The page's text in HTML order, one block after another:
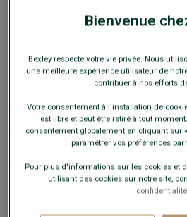
Ce modèle chausse petit, choisir
votre pointure
− +
Bienvenue
Bexley respecte votre vie privée. Nous
une meilleure expérience utilisateur de
contribuer à nos efforts
Votre consentement à l'installation de
est libre et peut être retiré à tout
consentement globalement en cliquant sur
paramétrer vos préférences
Pour plus d'informations sur les cookies et
utilisant des cookies sur notre site,